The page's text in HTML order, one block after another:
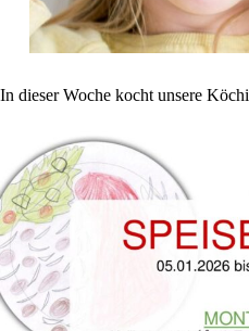
In dieser Woche kocht unsere